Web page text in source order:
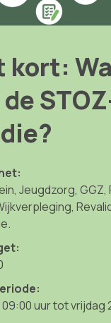
kort:
Jeugdzorg, GGZ,
09:00 uur tot